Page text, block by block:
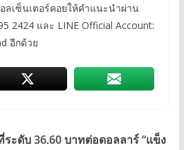
ลเซ็นเตอร์คอยให้คำแนะนำผ่าน
2424 และ LINE Official Account:
อีกด้วย
ระดับ 36.60 บาทต่อดอลลาร์ “แข็ง